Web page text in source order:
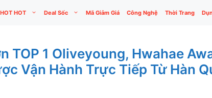
HOT HOT Deal Sốc Mã Giảm Giá Công Nghệ Thời Trang
TOP 1 Oliveyoung, Hwahae
Vận Hành Trực Tiếp Từ Hàn